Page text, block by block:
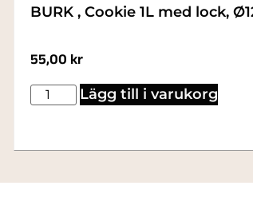
BURK , Cookie 1L med lock,
55,00 kr
Lägg till i varukorg